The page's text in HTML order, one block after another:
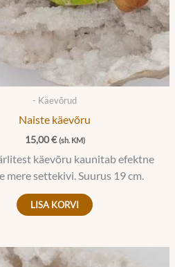
- Käevõrud
Naiste käevõru
15,00€ (sh. KM)
käevõru kaunitab efektne
mere settekivi. Suurus 19 cm.
LISA KORVI